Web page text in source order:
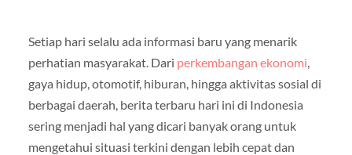
Setiap hari selalu ada informasi baru yang menarik
perhatian masyarakat. Dari perkembangan ekonomi,
gaya hidup, otomotif, hiburan, hingga aktivitas sosial di
berbagai daerah, berita terbaru hari ini di Indonesia
sering menjadi hal yang dicari banyak orang untuk
mengetahui situasi terkini dengan lebih cepat dan